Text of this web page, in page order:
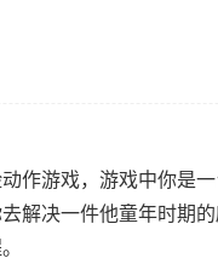
作游戏，游戏中你是
解决一件他童年时期